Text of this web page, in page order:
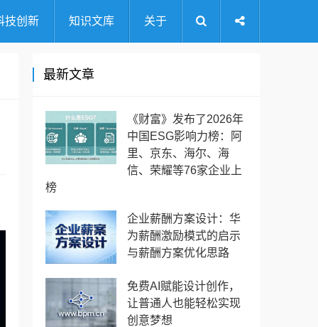
技创新 知识文库 关于
最新文章
《财富》发布了2026年
中国ESG影响力榜：阿
里、京东、海尔、海
信、荣耀等76家企业上
榜
企业薪酬方案设计：华
为薪酬激励模式的启示
与薪酬方案优化思路
免费AI赋能设计创作，
让普通人也能轻松实现
创意梦想